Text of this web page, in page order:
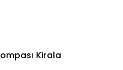
Kirala